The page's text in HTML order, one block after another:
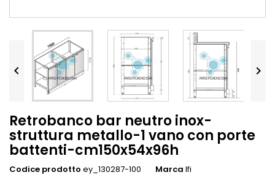
 
Retrobanco bar neutro inox-
struttura metallo-1 vano con porte
battenti-cm150x54x96h
Codice prodotto ey_130287-100 Marca Ifi